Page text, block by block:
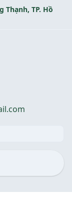
Thạnh, TP. Hồ